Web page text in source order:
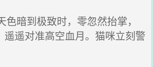
暗到极致时，零忽然抬掌，
遥遥对准高空血月。猫咪立刻警